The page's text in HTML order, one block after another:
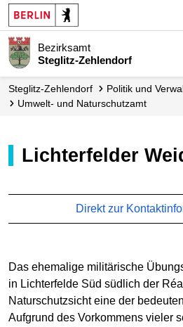
Bezirksamt
Steglitz-Zehlendorf
Steglitz-Zehlendorf Politik und
Umwelt- und Naturschutzamt
Lichterfelder
Direkt zur
Das ehemalige militärische
in Lichterfelde Süd südlich der
Naturschutzsicht eine der
Aufgrund des Vorkommens vieler